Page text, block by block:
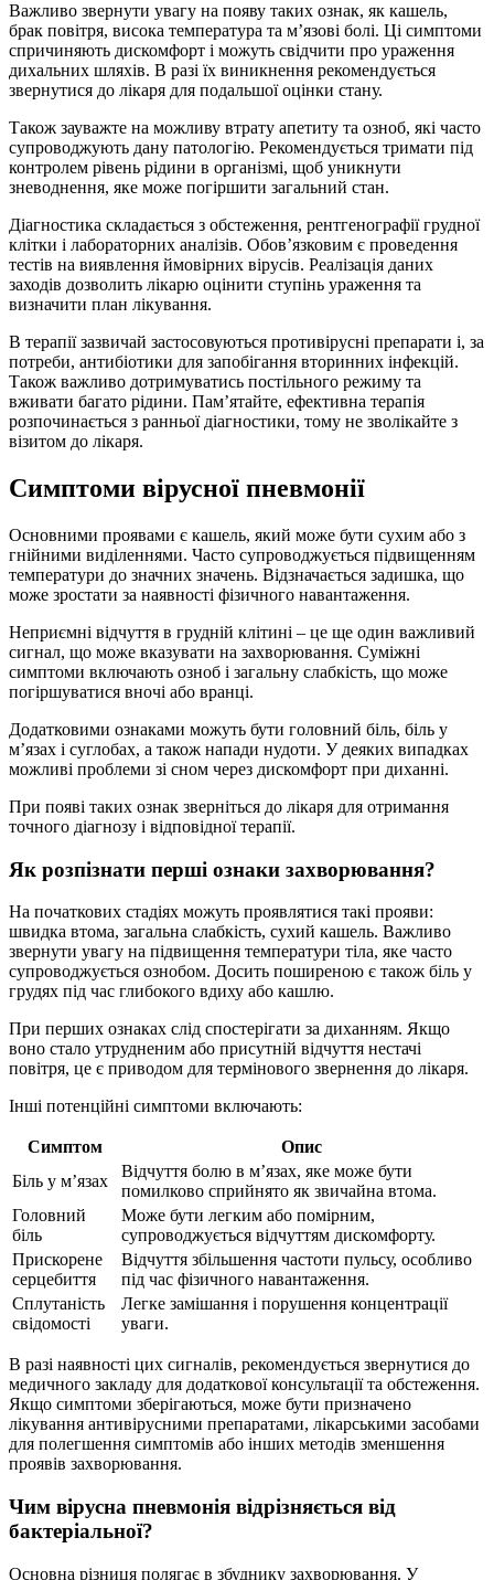
Важливо звернути увагу на появу таких ознак, як кашель,
брак повітря, висока температура та м’язові болі. Ці симптоми
спричиняють дискомфорт і можуть свідчити про ураження
дихальних шляхів. В разі їх виникнення рекомендується
звернутися до лікаря для подальшої оцінки стану.
Також зауважте на можливу втрату апетиту та озноб, які часто
супроводжують дану патологію. Рекомендується тримати під
контролем рівень рідини в організмі, щоб уникнути
зневоднення, яке може погіршити загальний стан.
Діагностика складається з обстеження, рентгенографії грудної
клітки і лабораторних аналізів. Обов’язковим є проведення
тестів на виявлення ймовірних вірусів. Реалізація даних
заходів дозволить лікарю оцінити ступінь ураження та
визначити план лікування.
В терапії зазвичай застосовуються противірусні препарати і, за
потреби, антибіотики для запобігання вторинних інфекцій.
Також важливо дотримуватись постільного режиму та
вживати багато рідини. Пам’ятайте, ефективна терапія
розпочинається з ранньої діагностики, тому не зволікайте з
візитом до лікаря.
Симптоми вірусної пневмонії
Основними проявами є кашель, який може бути сухим або з
гнійними виділеннями. Часто супроводжується підвищенням
температури до значних значень. Відзначається задишка, що
може зростати за наявності фізичного навантаження.
Неприємні відчуття в грудній клітині – це ще один важливий
сигнал, що може вказувати на захворювання. Суміжні
симптоми включають озноб і загальну слабкість, що може
погіршуватися вночі або вранці.
Додатковими ознаками можуть бути головний біль, біль у
м’язах і суглобах, а також напади нудоти. У деяких випадках
можливі проблеми зі сном через дискомфорт при диханні.
При появі таких ознак зверніться до лікаря для отримання
точного діагнозу і відповідної терапії.
Як розпізнати перші ознаки захворювання?
На початкових стадіях можуть проявлятися такі прояви:
швидка втома, загальна слабкість, сухий кашель. Важливо
звернути увагу на підвищення температури тіла, яке часто
супроводжується ознобом. Досить поширеною є також біль у
грудях під час глибокого вдиху або кашлю.
При перших ознаках слід спостерігати за диханням. Якщо
воно стало утрудненим або присутній відчуття нестачі
повітря, це є приводом для термінового звернення до лікаря.
Інші потенційні симптоми включають:
Симптом
Опис
Біль у м’язах
Відчуття болю в м’язах, яке може бути
помилково сприйнято як звичайна втома.
Головний
біль
Може бути легким або помірним,
супроводжується відчуттям дискомфорту.
Прискорене
серцебиття
Відчуття збільшення частоти пульсу, особливо
під час фізичного навантаження.
Сплутаність
свідомості
Легке замішання і порушення концентрації
уваги.
В разі наявності цих сигналів, рекомендується звернутися до
медичного закладу для додаткової консультації та обстеження.
Якщо симптоми зберігаються, може бути призначено
лікування антивірусними препаратами, лікарськими засобами
для полегшення симптомів або інших методів зменшення
проявів захворювання.
Чим вірусна пневмонія відрізняється від
бактеріальної?
Основна різниця полягає в збуднику захворювання. У